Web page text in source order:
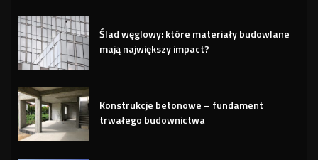
Ślad węglowy: które materiały budowlane
mają największy impact?
Konstrukcje betonowe – fundament
trwałego budownictwa